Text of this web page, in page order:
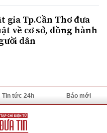
gia Tp.Cần Thơ đưa
về cơ sở, đồng hành
dân
Tin tức 24h Báo mới